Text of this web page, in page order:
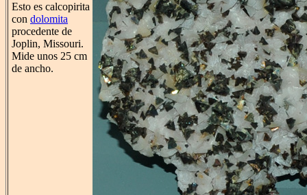
Esto es calcopirita
con dolomita
procedente de
Joplin, Missouri.
Mide unos 25 cm
de ancho.